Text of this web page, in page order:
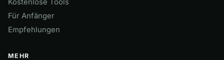
Kostenlose Tools
Für Anfänger
Empfehlungen
MEHR